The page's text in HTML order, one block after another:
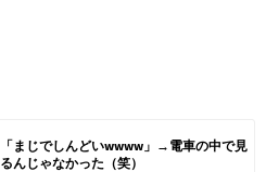
「まじでしんどいwwww」→電車の中で見
るんじゃなかった（笑）